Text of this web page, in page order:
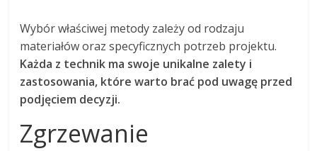
Wybór właściwej metody zależy od rodzaju
materiałów oraz specyficznych potrzeb projektu.
Każda z technik ma swoje unikalne zalety i
zastosowania, które warto brać pod uwagę przed
podjęciem decyzji.
Zgrzewanie